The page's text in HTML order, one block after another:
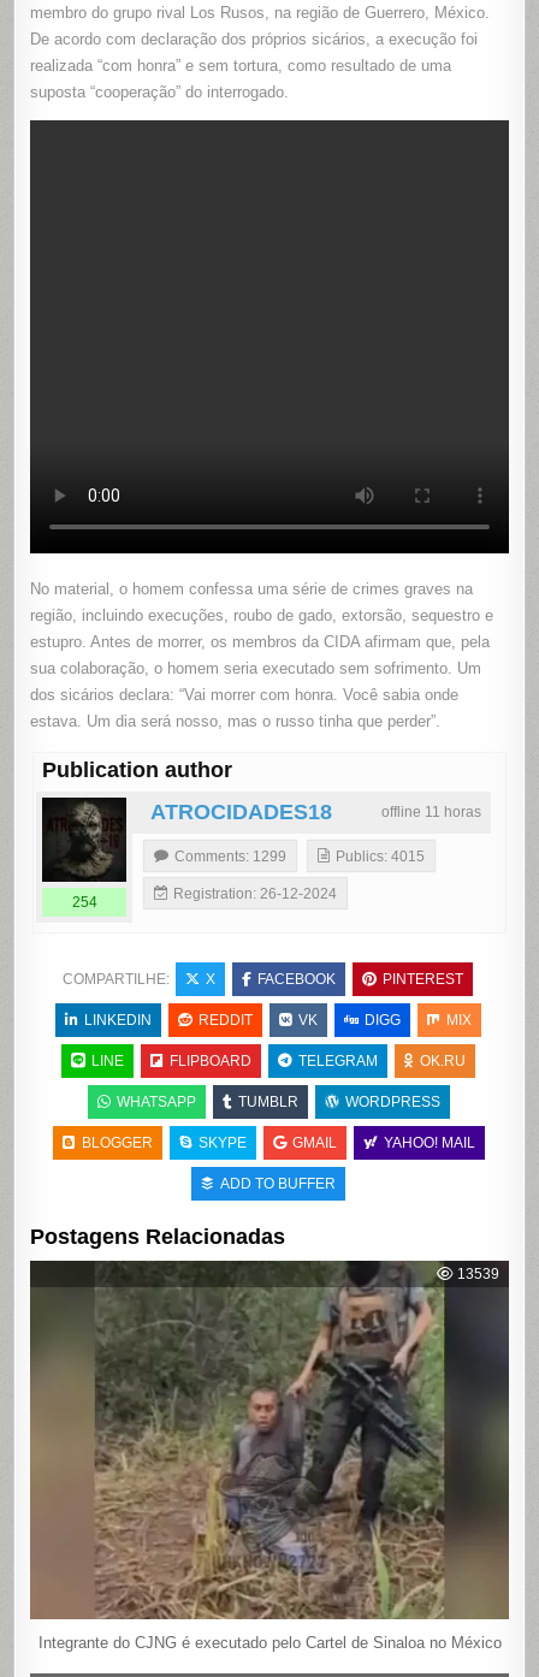
MEMBRO
GRUPO
membro do grupo rival Los Rusos, na região de Guerrero, México.
De acordo com declaração dos próprios sicários, a execução foi
realizada “com honra” e sem tortura, como resultado de uma
suposta “cooperação” do interrogado.
No material, o homem confessa uma série de crimes graves na
região, incluindo execuções, roubo de gado, extorsão, sequestro e
estupro. Antes de morrer, os membros da CIDA afirmam que, pela
sua colaboração, o homem seria executado sem sofrimento. Um
dos sicários declara: “Vai morrer com honra. Você sabia onde
estava. Um dia será nosso, mas o russo tinha que perder”.
Publication author
offline 11 horas
ATROCIDADES18
254
Comments: 1299 Publics: 4015
Registration: 26-12-2024
COMPARTILHE: X FACEBOOK PINTEREST
LINKEDIN REDDIT VK DIGG MIX
LINE FLIPBOARD TELEGRAM OK.RU
WHATSAPP TUMBLR WORDPRESS
BLOGGER SKYPE GMAIL YAHOO! MAIL
ADD TO BUFFER
Postagens Relacionadas
13539
Integrante do CJNG é executado pelo Cartel de Sinaloa no México